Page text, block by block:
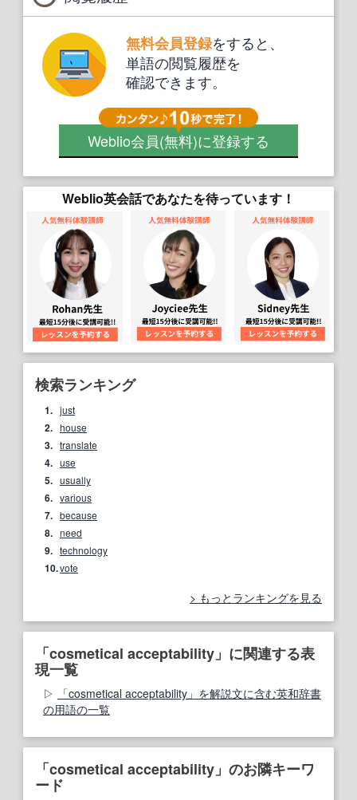
無料会員登録をすると、
単語の閲覧履歴を
確認できます。
Weblio会員(無料)に登録する
Weblio英会話であなたを待っています！
検索ランキング
1. just
2. house
3. translate
4. use
5. usually
6. various
7. because
8. need
9. technology
10.vote
もっとランキングを見る
「cosmetical acceptability」に関連する表
現一覧
「cosmetical acceptability」を解説文に含む英和辞書
の用語の一覧
「cosmetical acceptability」のお隣キーワ
ード